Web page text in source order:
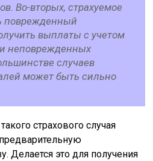
Во-вторых, страхуемое
поврежденный
выплаты с учетом
неповрежденных
случаев
может быть сильно
страхового случая
Делается это для получения